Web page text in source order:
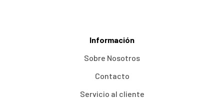
Información
Sobre Nosotros
Contacto
Servicio al cliente